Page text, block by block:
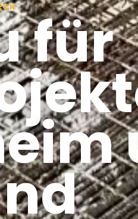
für